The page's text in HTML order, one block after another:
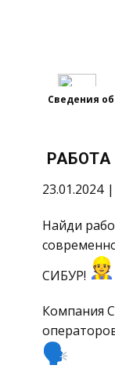
Сведения
23.01.2024
Найди
СИБУР!
Компания